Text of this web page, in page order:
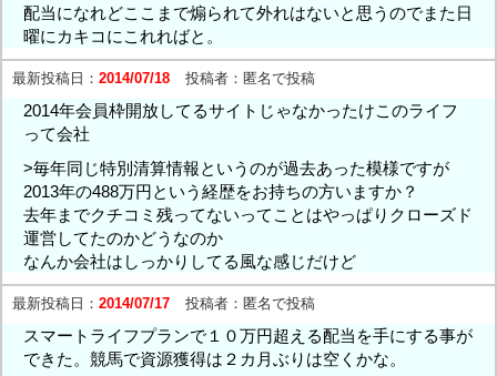
配当になれどここまで煽られて外れはないと思うのでまた日
曜にカキコにこれればと。
最新投稿日： 2014/07/18 投稿者： 匿名で投稿
2014年会員枠開放してるサイトじゃなかったけこのライフ
って会社
>毎年同じ特別清算情報というのが過去あった模様ですが
2013年の488万円という経歴をお持ちの方いますか？
去年までクチコミ残ってないってことはやっぱりクローズド
運営してたのかどうなのか
なんか会社はしっかりしてる風な感じだけど
最新投稿日： 2014/07/17 投稿者： 匿名で投稿
スマートライフプランで１０万円超える配当を手にする事が
できた。競馬で資源獲得は２カ月ぶりは空くかな。